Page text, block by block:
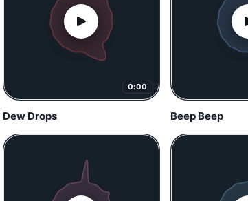
0:00
Dew Drops Beep Beep